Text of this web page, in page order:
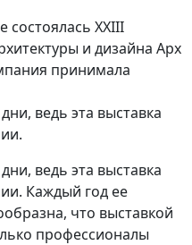
состоялась XXIII
и дизайна Арх
принимала
ведь эта выставка
ведь эта выставка
Каждый год ее
что выставкой
профессионалы